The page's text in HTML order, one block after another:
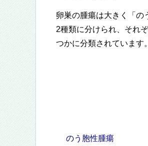
卵巣の腫瘍は大きく「の
2種類に分けられ、それ
つかに分類されています。
のう胞性腫瘍